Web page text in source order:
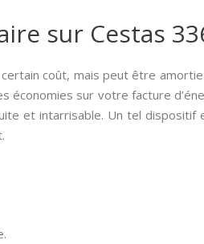
sur Cestas
coût, mais peut être
économies sur votre facture
et intarrisable. Un tel